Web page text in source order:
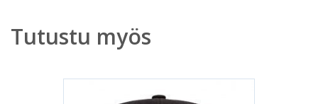
Tutustu myös